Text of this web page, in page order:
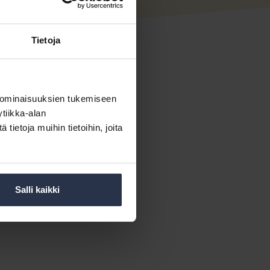
Tietoja
tukemiseen
alan
tietoja muihin tietoihin, joita
Salli kaikki
ja vastikkeenmaksajia
näkemystä
miettiä tehtävien
pysty välttämättä
asioiden lista on pitkä